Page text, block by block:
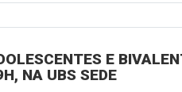
E
NA UBS SEDE